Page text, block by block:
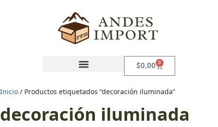
$0,00 0
Inicio / Productos etiquetados “decoración iluminada”
decoración iluminada